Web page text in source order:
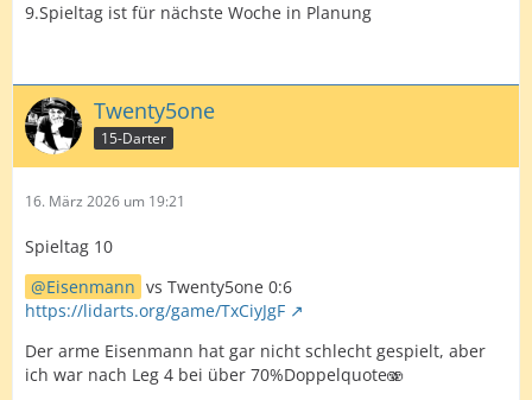
9.Spieltag ist für nächste Woche in Planung
Twenty5one
15-Darter
16. März 2026 um 19:21
Spieltag 10
Eisenmann vs Twenty5one 0:6
https://lidarts.org/game/TxCiyJgF
Der arme Eisenmann hat gar nicht schlecht gespielt, aber
ich war nach Leg 4 bei über 70%Doppelquote🫨